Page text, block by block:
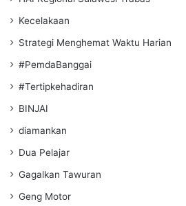
Kecelakaan
Strategi Menghemat Waktu Harian
#PemdaBanggai
#Tertipkehadiran
BINJAI
diamankan
Dua Pelajar
Gagalkan Tawuran
Geng Motor